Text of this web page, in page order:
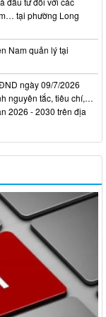
tại phường Long
Nam quản lý tại
ngày 09/7/2026
nguyên tắc, tiêu chí,…
2026 - 2030 trên địa